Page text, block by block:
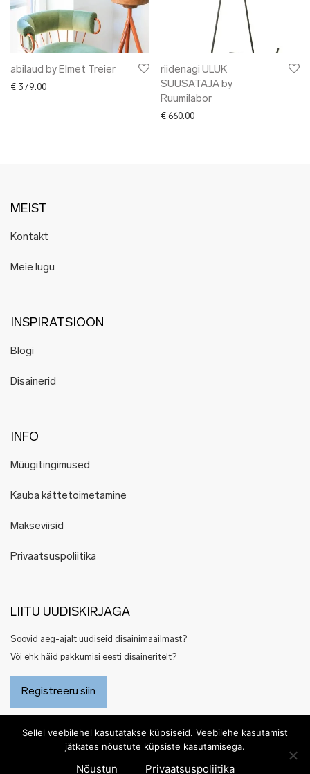
abilaud by Elmet Treier
€ 379.00
riidenagi ULUK
SUUSATAJA by
Ruumilabor
€ 660.00
MEIST
Kontakt
Meie lugu
INSPIRATSIOON
Blogi
Disainerid
INFO
Müügitingimused
Kauba kättetoimetamine
Makseviisid
Privaatsuspoliitika
LIITU UUDISKIRJAGA
Soovid aeg-ajalt uudiseid disainimaailmast?
Või ehk häid pakkumisi eesti disaineritelt?
Registreeru siin
Sellel veebilehel kasutatakse küpsiseid. Veebilehe kasutamist
jätkates nõustute küpsiste kasutamisega.
Nõustun Privaatsuspoliitika